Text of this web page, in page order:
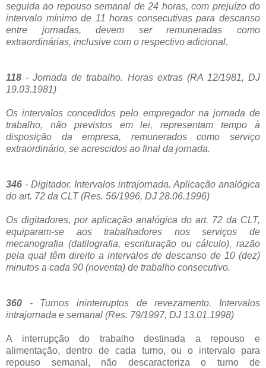
seguida ao repouso semanal de 24 horas, com prejuízo do
intervalo mínimo de 11 horas consecutivas para descanso
entre jornadas, devem ser remuneradas como
extraordinárias, inclusive com o respectivo adicional.
118 - Jornada de trabalho. Horas extras (RA 12/1981, DJ
19.03.1981)
Os intervalos concedidos pelo empregador na jornada de
trabalho, não previstos em lei, representam tempo à
disposição da empresa, remunerados como serviço
extraordinário, se acrescidos ao final da jornada.
346 - Digitador. Intervalos intrajornada. Aplicação analógica
do art. 72 da CLT (Res. 56/1996, DJ 28.06.1996)
Os digitadores, por aplicação analógica do art. 72 da CLT,
equiparam-se aos trabalhadores nos serviços de
mecanografia (datilografia, escrituração ou cálculo), razão
pela qual têm direito a intervalos de descanso de 10 (dez)
minutos a cada 90 (noventa) de trabalho consecutivo.
360 - Turnos ininterruptos de revezamento. Intervalos
intrajornada e semanal (Res. 79/1997, DJ 13.01.1998)
A interrupção do trabalho destinada a repouso e
alimentação, dentro de cada turno, ou o intervalo para
repouso semanal, não descaracteriza o turno de